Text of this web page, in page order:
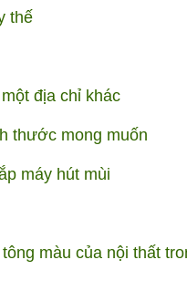
thế
địa chỉ khác
thước mong muốn
máy hút mùi
màu của nội thất